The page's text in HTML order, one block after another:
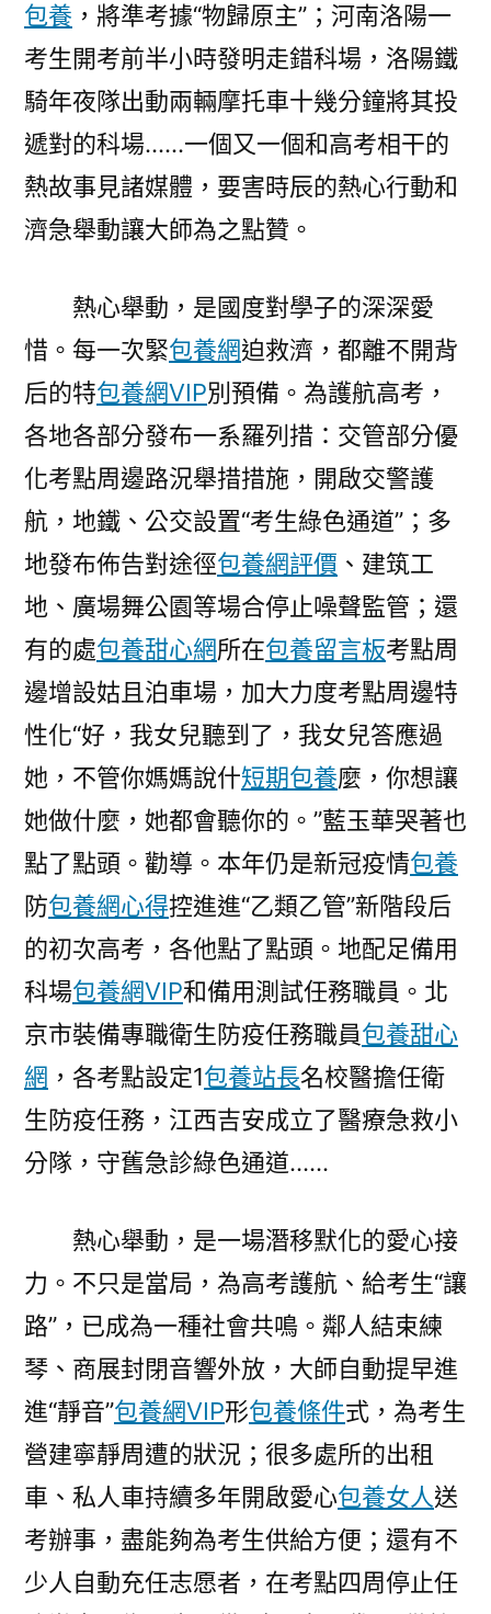
包養 ，將準考據“物歸原主”；河南洛陽一
考生開考前半小時發明走錯科場，洛陽鐵
騎年夜隊出動兩輛摩托車十幾分鐘將其投
遞對的科場……一個又一個和高考相干的
熱故事見諸媒體，要害時辰的熱心行動和
濟急舉動讓大師為之點贊。
熱心舉動，是國度對學子的深深愛
惜。每一次緊包養網迫救濟，都離不開背
后的特包養網VIP別預備。為護航高考，
各地各部分發布一系羅列措：交管部分優
化考點周邊路況舉措措施，開啟交警護
航，地鐵、公交設置“考生綠色通道”；多
地發布佈告對途徑包養網評價 、建筑工
地、廣場舞公園等場合停止噪聲監管；還
有的處包養甜心網所在包養留言板考點周
邊增設姑且泊車場，加大力度考點周邊特
性化“好，我女兒聽到了，我女兒答應過
她，不管你媽媽說什短期包養麼，你想讓
她做什麼，她都會聽你的。”藍玉華哭著也
點了點頭。勸導。本年仍是新冠疫情包養
防包養網心得控進進“乙類乙管”新階段后
的初次高考，各他點了點頭。地配足備用
科場包養網VIP和備用測試任務職員。北
京市裝備專職衛生防疫任務職員包養甜心
網 ，各考點設定1包養站長名校醫擔任衛
生防疫任務，江西吉安成立了醫療急救小
分隊，守舊急診綠色通道……
熱心舉動，是一場潛移默化的愛心接
力。不只是當局，為高考護航、給考生“讓
路”，已成為一種社會共鳴。鄰人結束練
琴、商展封閉音響外放，大師自動提早進
進“靜音”包養網VIP形包養條件式，為考生
營建寧靜周遭的狀況；很多處所的出租
車、私人車持續多年開啟愛心包養女人送
考辦事，盡能夠為考生供給方便；還有不
少人自動充任志愿者，在考點四周停止任